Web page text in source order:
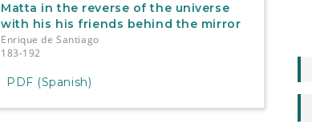
Matta in the reverse of the universe
with his his friends behind the mirror
Enrique de Santiago
183-192
PDF (Spanish)